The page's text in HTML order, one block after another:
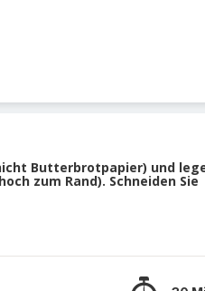
Butterbrotpapier) und
zum Rand). Schneiden Sie